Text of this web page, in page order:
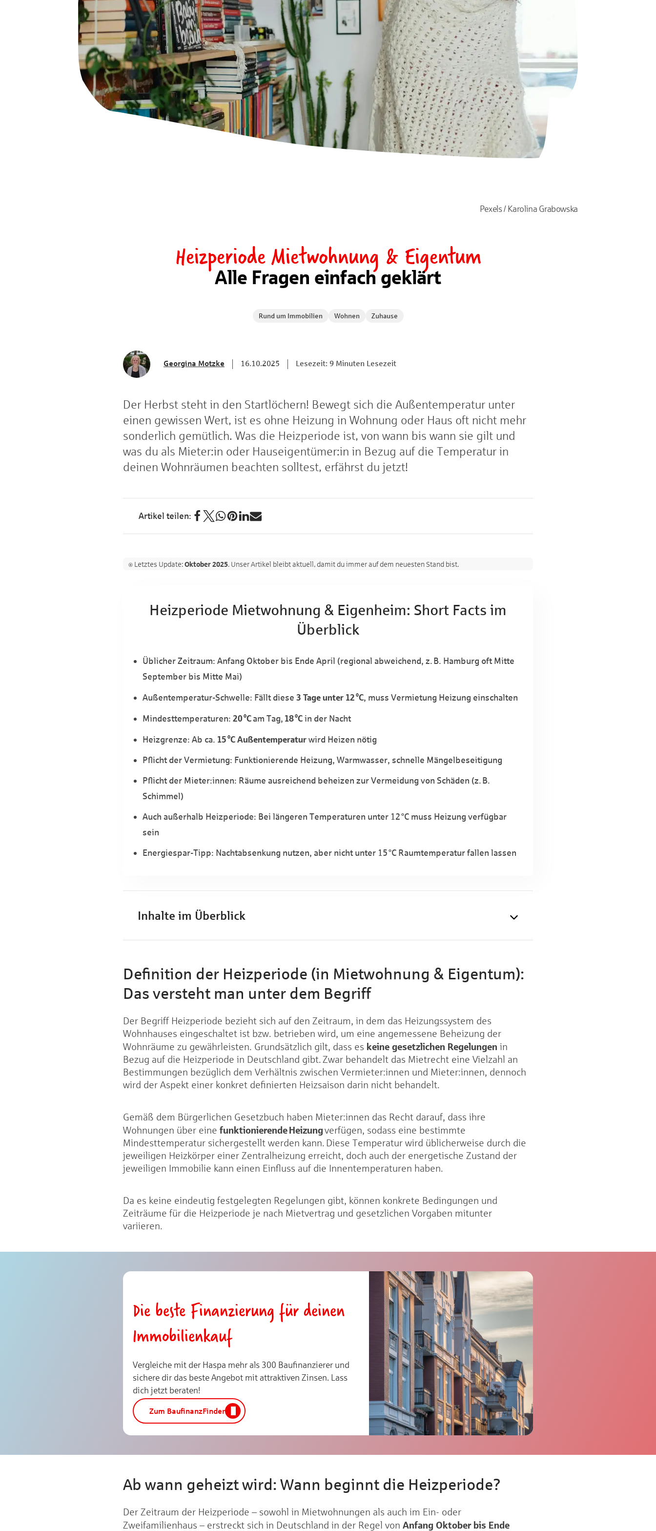
Pexels / Karolina Grabowska
Heizperiode Mietwohnung & Eigentum
Alle Fragen einfach geklärt
Rund um Immobilien Wohnen Zuhause
Georgina Motzke 16.10.2025 Lesezeit: 9 Minuten Lesezeit
Der Herbst steht in den Startlöchern! Bewegt sich die Außentemperatur unter
einen gewissen Wert, ist es ohne Heizung in Wohnung oder Haus oft nicht mehr
sonderlich gemütlich. Was die Heizperiode ist, von wann bis wann sie gilt und
was du als Mieter:in oder Hauseigentümer:in in Bezug auf die Temperatur in
deinen Wohnräumen beachten solltest, erfährst du jetzt!
⍟ Letztes Update:Oktober 2025. Unser Artikel bleibt aktuell, damit du immer auf dem neuesten Stand bist.
Heizperiode Mietwohnung & Eigenheim: Short Facts im
Überblick
Üblicher Zeitraum: Anfang Oktober bis Ende April (regional abweichend, z. B. Hamburg oft Mitte
September bis Mitte Mai)
Außentemperatur-Schwelle: Fällt diese 3 Tage unter 12 °C, muss Vermietung Heizung einschalten
Mindesttemperaturen: 20 °Cam Tag, 18 °Cin der Nacht
Heizgrenze: Ab ca. 15 °C Außentemperaturwird Heizen nötig
Pflicht der Vermietung: Funktionierende Heizung, Warmwasser, schnelle Mängelbeseitigung
Pflicht der Mieter:innen: Räume ausreichend beheizen zur Vermeidung von Schäden (z. B.
Schimmel)
Auch außerhalb Heizperiode: Bei längeren Temperaturen unter 12 °C muss Heizung verfügbar
sein
Energiespar-Tipp: Nachtabsenkung nutzen, aber nicht unter 15 °C Raumtemperatur fallen lassen
Inhalte im Überblick
Definition der Heizperiode (in Mietwohnung & Eigentum):
Das versteht man unter dem Begriff
Der Begriff Heizperiode bezieht sich auf den Zeitraum, in dem das Heizungssystem des
Wohnhauses eingeschaltet ist bzw. betrieben wird, um eine angemessene Beheizung der
Wohnräume zu gewährleisten. Grundsätzlich gilt, dass es keine gesetzlichen Regelungen in
Bezug auf die Heizperiode in Deutschland gibt. Zwar behandelt das Mietrecht eine Vielzahl an
Bestimmungen bezüglich dem Verhältnis zwischen Vermieter:innen und Mieter:innen, dennoch
wird der Aspekt einer konkret definierten Heizsaison darin nicht behandelt.
Gemäß dem Bürgerlichen Gesetzbuch haben Mieter:innen das Recht darauf, dass ihre
Wohnungen über eine funktionierende Heizungverfügen, sodass eine bestimmte
Mindesttemperatur sichergestellt werden kann. Diese Temperatur wird üblicherweise durch die
jeweiligen Heizkörper einer Zentralheizung erreicht, doch auch der energetische Zustand der
jeweiligen Immobilie kann einen Einfluss auf die Innentemperaturen haben.
Da es keine eindeutig festgelegten Regelungen gibt, können konkrete Bedingungen und
Zeiträume für die Heizperiode je nach Mietvertrag und gesetzlichen Vorgaben mitunter
variieren.
Die beste Finanzierung für deinen
Immobilienkauf
Vergleiche mit der Haspa mehr als 300 Baufinanzierer und
sichere dir das beste Angebot mit attraktiven Zinsen. Lass
dich jetzt beraten!
Zum BaufinanzFinder
Ab wann geheizt wird: Wann beginnt die Heizperiode?
Der Zeitraum der Heizperiode – sowohl in Mietwohnungen als auch im Ein- oder
Zweifamilienhaus – erstreckt sich in Deutschland in der Regel von Anfang Oktober bis Ende